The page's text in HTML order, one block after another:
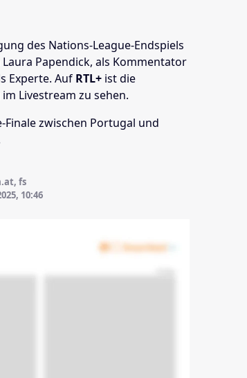
des Nations-League-Endspiels
Papendick, als Kommentator
Experte. Auf RTL+ ist die
Livestream zu sehen.
Finale zwischen Portugal und
fs
10:46